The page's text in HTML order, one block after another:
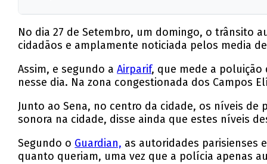
No dia 27 de Setembro, um domingo, o trânsito
cidadãos e amplamente noticiada pelos media
Assim, e segundo aAirparif, que mede a poluição
nesse dia. Na zona congestionada dos Campos
Junto ao Sena, no centro da cidade, os níveis de
sonora na cidade, disse ainda que estes níveis
Segundo o Guardian, as autoridades parisienses
quanto queriam, uma vez que a polícia apenas